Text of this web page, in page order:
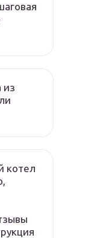
из
котел